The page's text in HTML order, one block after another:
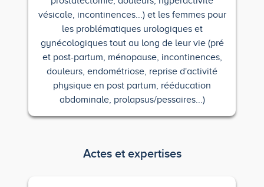
vésicale, incontinences...) et les femmes pour
les problématiques urologiques et
gynécologiques tout au long de leur vie (pré
et post-partum, ménopause, incontinences,
douleurs, endométriose, reprise d'activité
physique en post partum, rééducation
abdominale, prolapsus/pessaires...)
Actes et expertises